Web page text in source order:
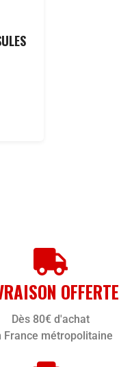
OFFERTE
Dès 80€ d'achat
France métropolitaine